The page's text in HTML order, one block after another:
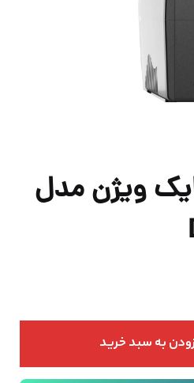
ویژن مدل
به سبد خرید